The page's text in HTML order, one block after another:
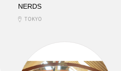
NERDS
TOKYO